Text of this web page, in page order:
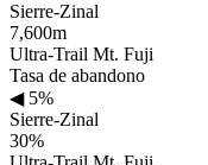
Sierre-Zinal
7,600m
Ultra-Trail Mt. Fuji
Tasa de abandono
◀5%
Sierre-Zinal
30%